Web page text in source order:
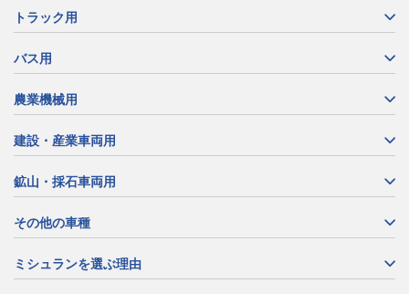
トラック用
バス用
農業機械用
建設・産業車両用
鉱山・採石車両用
その他の車種
ミシュランを選ぶ理由